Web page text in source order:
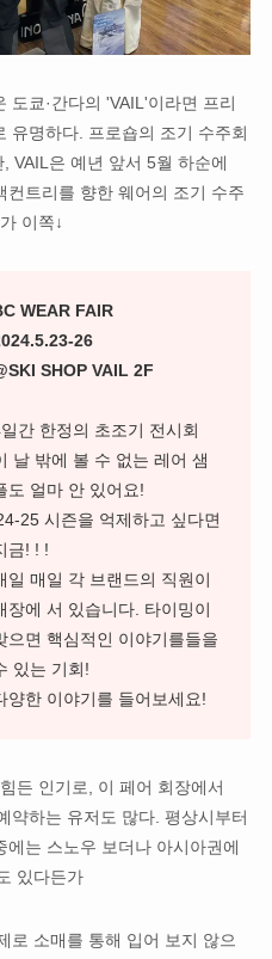
도쿄·간다의 'VAIL'이라면 프리
유명하다. 프로숍의 조기 수주회
VAIL은 예년 앞서 5월 하순에
컨트리를 향한 웨어의 조기 수주
이쪽↓
WEAR FAIR
26
SHOP VAIL 2F
간 한정의 초조기 전시회
날 밖에 볼 수 없는 레어 샘
도 얼마 안 있어요!
25 시즌을 억제하고 싶다면
금! ! !
일 매일 각 브랜드의 직원이
장에 서 있습니다. 타이밍이
으면 핵심적인 이야기를들을
있는 기회!
양한 이야기를 들어보세요!
든 인기로, 이 페어 회장에서
약하는 유저도 많다. 평상시부터
에는 스노우 보더나 아시아권에
있다든가
로 소매를 통해 입어 보지 않으